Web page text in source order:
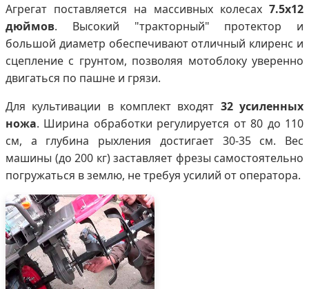
Агрегат поставляется на массивных колесах 7.5x12
дюймов. Высокий "тракторный" протектор и
большой диаметр обеспечивают отличный клиренс и
сцепление с грунтом, позволяя мотоблоку уверенно
двигаться по пашне и грязи.
Для культивации в комплект входят 32 усиленных
ножа. Ширина обработки регулируется от 80 до 110
см, а глубина рыхления достигает 30-35 см. Вес
машины (до 200 кг) заставляет фрезы самостоятельно
погружаться в землю, не требуя усилий от оператора.